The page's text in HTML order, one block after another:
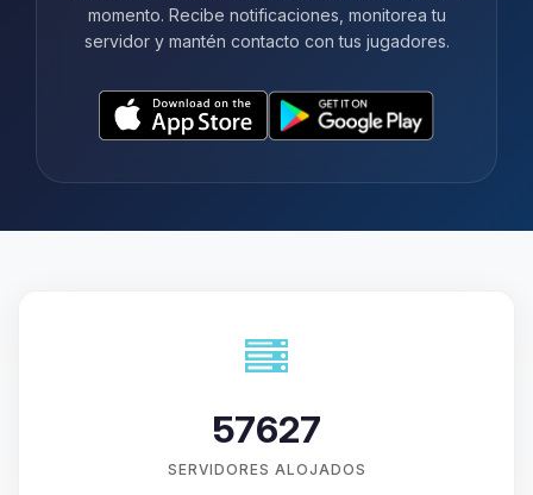
momento. Recibe notificaciones, monitorea tu
servidor y mantén contacto con tus jugadores.
57627
SERVIDORES ALOJADOS